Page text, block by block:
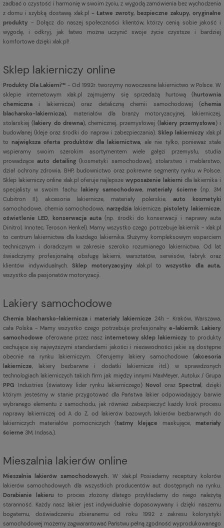
zadbać o czystość i harmonię w swoim życiu, z wygodą zamówienia bez wychodzenia
z domu i szybką dostawą. xlak.pl - Łatwe zwroty, bezpieczne zakupy, oryginalne
produkty - Dołącz do naszej społeczności klientów, którzy cenią sobie jakość i
wygodę, i odkryj, jak łatwo można uczynić swoje życie czystsze i bardziej
komfortowe dzięki xlak.pl!
Sklep lakierniczy online
Produkty Dla Lakierni™ - Od 1992r. tworzymy nowoczesne lakiernictwo w Polsce. W
sklepie internetowym xlak.pl zajmujemy się sprzedażą hurtową ( hurtownia
chemiczna i lakiernicza) oraz detaliczną chemii samochodowej (chemia
blacharsko-lakiernicza), materiałów dla branży motoryzacyjnej, lakierniczej,
stolarskiej ( lakiery do drewna), chemicznej, przemysłowej ( lakiery przemysłowe) i
budowlanej (kleje oraz środki do napraw i zabezpieczania). Sklep lakierniczy xlak.pl
tonajwiększa oferta produktów dla lakiernictwa,ale nie tylko, ponieważ stale
wspieramy swoim szerokim asortymentem wiele gałęzi przemysłu, studia
prowadząceauto detailing(kosmetyki samochodowe), stolarstwo i meblarstwo,
dział ochrony zdrowia, BHP, budownictwo oraz pokrewne segmenty rynku w Polsce.
Sklep lakierniczy online xlak.pl oferuje najlepszewyposażenie lakierni dla lakiernika i
specjalisty w swoim fachu:
lakiery samochodowe,materiały ścierne (np. 3M
Cubitron II), akcesoria lakiernicze, materiały polerskie,auto kosmetyki
samochodowe, chemia samochodowa, narzędzia lakiernicze,pistolety lakiernicze,
oświetlenie LED, konserwacja auta(np. środki do konserwacji i naprawy auta
Dinitrol, Innotec, Teroson Henkel). Mamy wszystko czego potrzebuje lakiernik - xlak.pl
to centrum lakiernictwa dla każdego lakiernika. Służymy kompleksowym wsparciem
technicznym i doradczym w zakresie szeroko rozumianego lakiernictwa. Od lat
świadczymy profesjonalną obsługę lakierni, warsztatów, serwisów, fabryk oraz
klientów indywidualnych. Sklep motoryzacyjny xlak.pl to wszystko dla auta,
wszystko dla pasjonatów motoryzacji.
Lakiery samochodowe
Chemia blacharsko-lakierniczai materiały lakiernicze 24h - Kraków, Warszawa,
cała Polska - Mamy wszystko czego potrzebuje profesjonalnye-lakiernik. Lakiery
samochodowe oferowane przez nasz internetowy sklep lakierniczy to produkty
cechujące się najwyższymi standardami jakości i niezawodności jakie są dostępne
obecnie na rynku lakierniczym. Oferujemy lakiery samochodowe (akcesoria
lakiernicze, lakiery bezbarwne i dodatki lakiernicze itd.) w sprawdzonych
technologiach lakierniczych takich firm jak między innymi MaxMeyer, Autolux / Grupa
PPG Industries (światowy lider rynku lakierniczego) Novol orazSpectral, dzięki
którym jesteśmy w stanie przygotować dla Państwa lakier odpowiadający barwie
wybranego elementu z samochodu, jak również zabezpieczyć każdy krok procesu
naprawy lakierniczej od A do Z, od lakierów bazowych, lakierów bezbarwnych do
lakierniczych materiałów pomocniczych (taśmy klejące maskujące,materiały
ścierne 3M, Indasa,).
Mieszalnia lakierów online
Mieszalnia lakierów samochodowych. W xlak.pl Posiadamy receptury kolorów
lakierów samochodowych dla wszystkich producentów aut dostępnych na rynku.
Dorabianie lakieru to proces złożony dlatego przykładamy do niego należytą
staranność. Każdy nasz lakier jest indywidualnie dopasowywany i dzięki naszemu
bogatemu, doświadczeniu zbieranemu od roku 1992 z zakresu kolorystyki
samochodowej możemy zagwarantować Państwu pełną zgodność wyprodukowanego